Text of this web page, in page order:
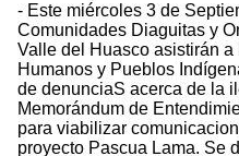
- Este miércoles 3 de
Comunidades Diaguitas y
Valle del Huasco asistirán
Humanos y Pueblos
de denunciaS acerca de la
Memorándum de
para viabilizar
proyecto Pascua Lama. Se